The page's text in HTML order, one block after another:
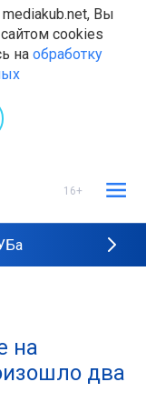
Вы
cookies
на обработку
16+
на
два